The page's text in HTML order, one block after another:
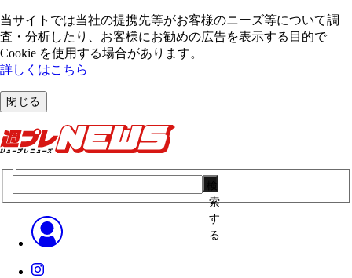
当サイトでは当社の提携先等がお客様のニーズ等について調
査・分析したり、お客様にお勧めの広告を表⽰する⽬的で
Cookie を使⽤する場合があります。
詳しくはこちら
閉じる
索
す
る